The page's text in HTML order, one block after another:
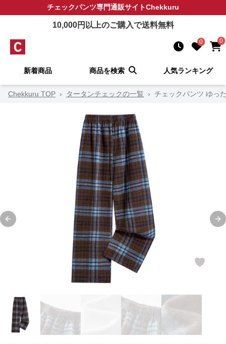
チェックパンツ専門通販サイトChekkuru
10,000円以上のご購入で送料無料
0 0
新着商品 商品を検索 人気ランキング
Chekkuru TOP › タータンチェックの一覧 › チェックパンツ ゆっ
Previous slide